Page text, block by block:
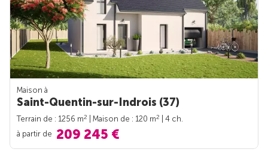
Maison à
Saint-Quentin-sur-Indrois (37)
Terrain de : 1256 m2 | Maison de : 120 m2
| 4 ch.
à partir de 209 245 €